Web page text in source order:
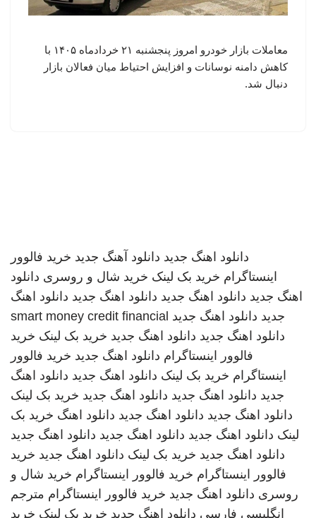
معاملات بازار خودرو امروز پنجشنبه ۲۱ خردادماه ۱۴۰۵ با
کاهش دامنه نوسانات و افزایش احتیاط میان فعالان بازار
دنبال شد.
دانلود اهنگ جدید دانلود آهنگ جدید خرید فالوور
اینستاگرام خرید بک لینک خرید شال و روسری دانلود
اهنگ جدید دانلود اهنگ جدید دانلود اهنگ جدید دانلود اهنگ
جدید دانلود اهنگ جدید smart money credit financial
دانلود اهنگ جدید دانلود اهنگ جدید خرید بک لینک خرید
فالوور اینستاگرام دانلود اهنگ جدید خرید فالوور
اینستاگرام خرید بک لینک دانلود اهنگ جدید دانلود اهنگ
جدید دانلود اهنگ جدید دانلود اهنگ جدید خرید بک لینک
دانلود اهنگ جدید دانلود اهنگ جدید دانلود اهنگ خرید بک
لینک دانلود اهنگ جدید دانلود اهنگ جدید دانلود اهنگ جدید
دانلود اهنگ جدید خرید بک لینک دانلود اهنگ جدید خرید
فالوور اینستاگرام خرید فالوور اینستاگرام خرید شال و
روسری دانلود اهنگ جدید خرید فالوور اینستاگرام مترجم
انگلیسی فارسی دانلود اهنگ جدید خرید بک لینک خرید